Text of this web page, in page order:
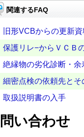
関連するFAQ
旧形VCBからの更新資
保護リレ−からＶＣＢ
絶縁物の劣化診断・余
細密点検の依頼先とそ
取扱説明書の入手
い合わせ